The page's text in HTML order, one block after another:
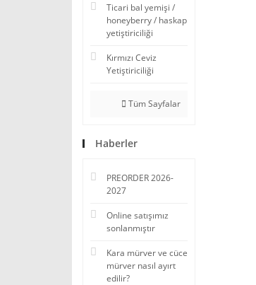
Ticari bal yemişi /
honeyberry / haskap
yetiştiriciliği
Kırmızı Ceviz
Yetiştiriciliği
Tüm Sayfalar
Haberler
PREORDER 2026-
2027
Online satışımız
sonlanmıştır
Kara mürver ve cüce
mürver nasıl ayırt
edilir?